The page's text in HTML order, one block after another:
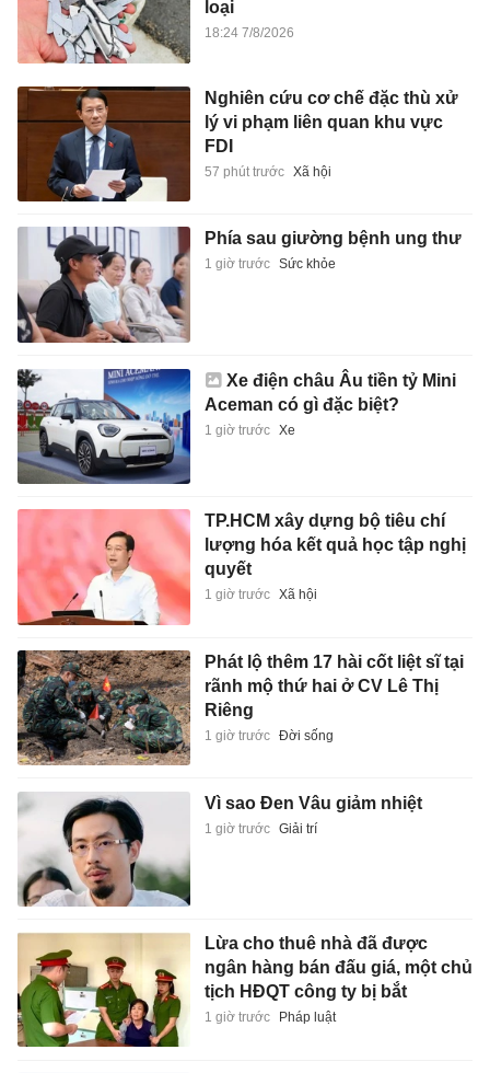
loại
18:24 7/8/2026
Nghiên cứu cơ chế đặc thù xử
lý vi phạm liên quan khu vực
FDI
57 phút trước Xã hội
Phía sau giường bệnh ung thư
1 giờ trước Sức khỏe
Xe điện châu Âu tiền tỷ Mini
Aceman có gì đặc biệt?
1 giờ trước Xe
TP.HCM xây dựng bộ tiêu chí
lượng hóa kết quả học tập nghị
quyết
1 giờ trước Xã hội
Phát lộ thêm 17 hài cốt liệt sĩ tại
rãnh mộ thứ hai ở CV Lê Thị
Riêng
1 giờ trước Đời sống
Vì sao Đen Vâu giảm nhiệt
1 giờ trước Giải trí
Lừa cho thuê nhà đã được
ngân hàng bán đấu giá, một chủ
tịch HĐQT công ty bị bắt
1 giờ trước Pháp luật